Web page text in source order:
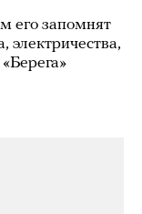
его запомнят
электричества,